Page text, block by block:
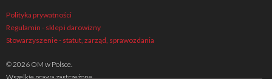
Polityka prywatności
Regulamin - sklep i darowizny
Stowarzyszenie - statut, zarząd, sprawozdania
© 2026 OM w Polsce.
Wszelkie prawa zastrzeżone